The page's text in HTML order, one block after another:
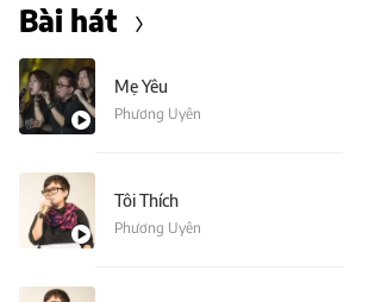
Bài hát
Mẹ Yêu
Phương Uyên
Tôi Thích
Phương Uyên